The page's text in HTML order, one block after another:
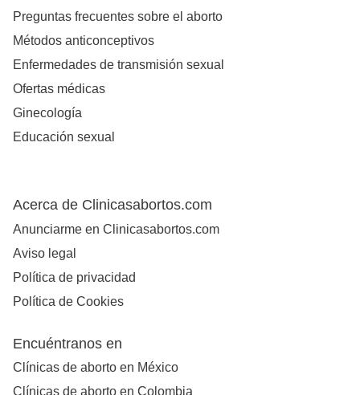
Preguntas frecuentes sobre el aborto
Métodos anticonceptivos
Enfermedades de transmisión sexual
Ofertas médicas
Ginecología
Educación sexual
Acerca de Clinicasabortos.com
Anunciarme en Clinicasabortos.com
Aviso legal
Política de privacidad
Política de Cookies
Encuéntranos en
Clínicas de aborto en México
Clínicas de aborto en Colombia